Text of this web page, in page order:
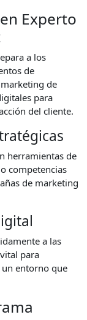
Experto
a los
de
de
para
del cliente.
herramientas de
competencias
de marketing
a las
para
entorno que